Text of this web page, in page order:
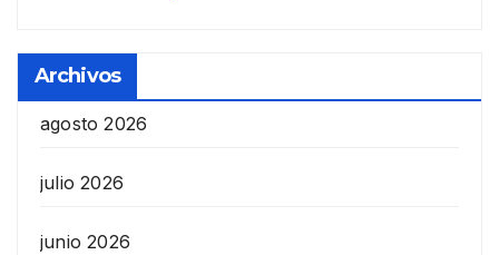
Archivos
agosto 2026
julio 2026
junio 2026